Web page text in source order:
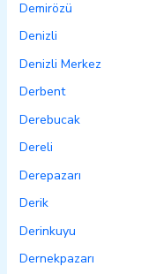
Demirözü
Denizli
Denizli Merkez
Derbent
Derebucak
Dereli
Derepazarı
Derik
Derinkuyu
Dernekpazarı